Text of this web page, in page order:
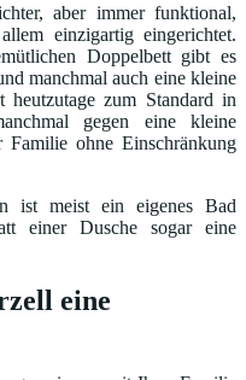
aber immer funktional,
einzigartig eingerichtet.
Doppelbett gibt es
manchmal auch eine kleine
zum Standard in
gegen eine kleine
ohne Einschränkung
ist meist ein eigenes Bad
einer Dusche sogar eine
eine